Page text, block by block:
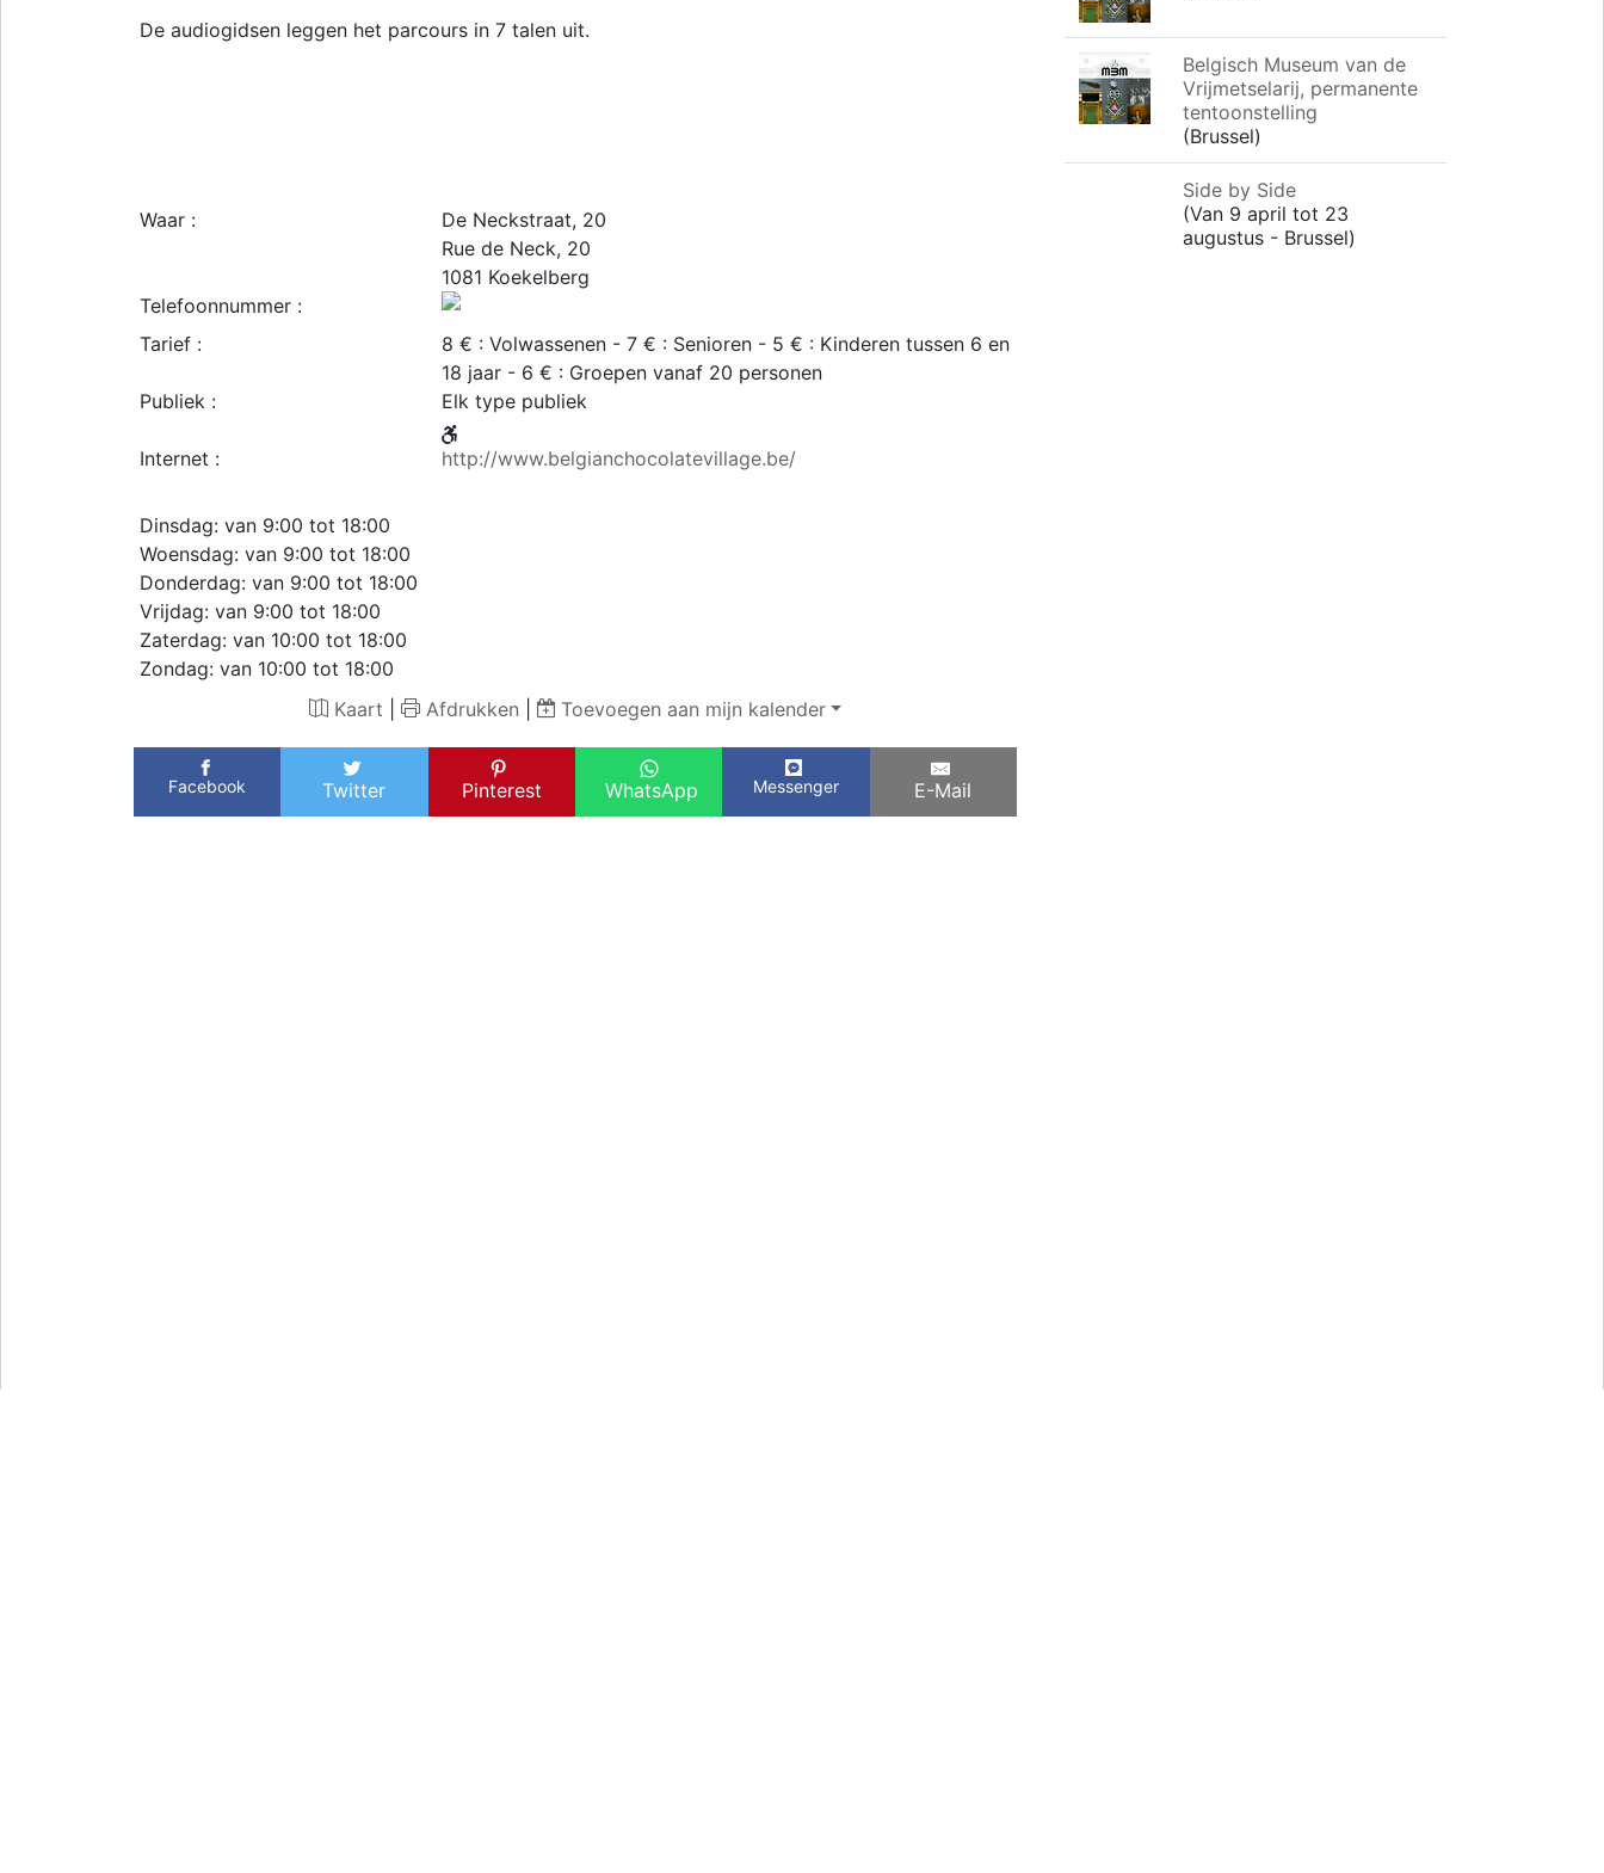
De audiogidsen leggen het parcours in 7 talen uit.
Waar :
De Neckstraat, 20
Rue de Neck, 20
1081 Koekelberg
Telefoonnummer :
Tarief :
8 € : Volwassenen - 7 € : Senioren - 5 € : Kinderen tussen 6 en
18 jaar - 6 € : Groepen vanaf 20 personen
Publiek :
Elk type publiek
Internet : http://www.belgianchocolatevillage.be/
Dinsdag: van 9:00 tot 18:00
Woensdag: van 9:00 tot 18:00
Donderdag: van 9:00 tot 18:00
Vrijdag: van 9:00 tot 18:00
Zaterdag: van 10:00 tot 18:00
Zondag: van 10:00 tot 18:00
Kaart
Afdrukken Toevoegen aan mijn kalender
Facebook Twitter Pinterest WhatsApp Messenger E-Mail
Belgisch Museum van de
Vrijmetselarij, permanente
tentoonstelling
(Brussel)
Side by Side
(Van 9 april tot 23
augustus - Brussel)